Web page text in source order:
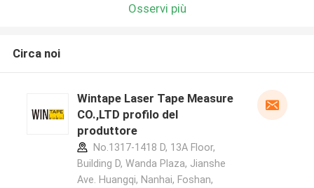
Osservi più
Circa noi
Wintape Laser Tape Measure
CO.,LTD profilo del
produttore
No.1317-1418 D, 13A Floor,
Building D, Wanda Plaza, Jianshe
Ave. Huangqi, Nanhai, Foshan,